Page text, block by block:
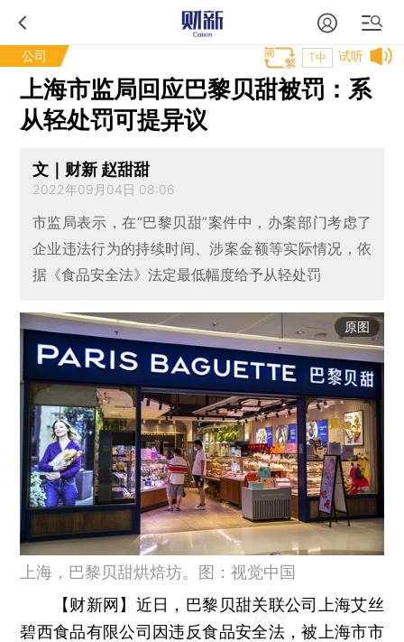
公司 试听
T中
上海市监局回应巴黎贝甜被罚：系
从轻处罚可提异议
文｜财新 赵甜甜
2022年09月04日 08:06
市监局表示，在“巴黎贝甜”案件中，办案部门考虑了
企业违法行为的持续时间、涉案金额等实际情况，依
据《食品安全法》法定最低幅度给予从轻处罚
原图
上海，巴黎贝甜烘焙坊。图：视觉中国
【财新网】 近日，巴黎贝甜关联公司上海艾丝
碧西食品有限公司因违反食品安全法，被上海市市